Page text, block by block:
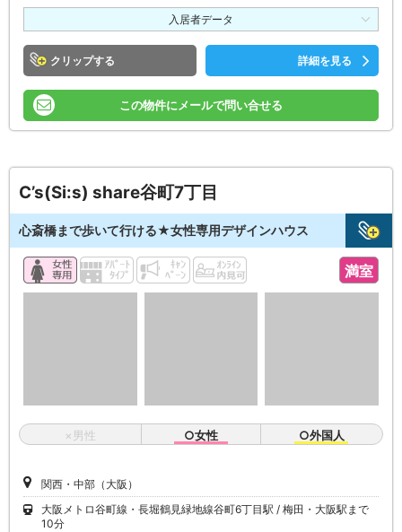
入居者データ
クリップ 詳細を見る
この物件にメールで問い合せる
C’s(Si:s) share谷町7丁目
心斎橋まで歩いて行ける★女性専用デザインハウス
満室
×男性 ○女性 ○外国人
関西・中部（大阪）
大阪メトロ谷町線・長堀鶴見緑地線谷町6丁目駅
梅田・大阪駅まで
10分